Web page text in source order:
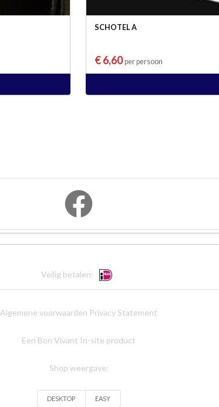
SCHOTEL A
€ 6,60per persoon
Veilig betalen:
Algemene voorwaarden Privacy Statement
Een Bon Vivant In-site product
Shop weergave:
DESKTOP EASY